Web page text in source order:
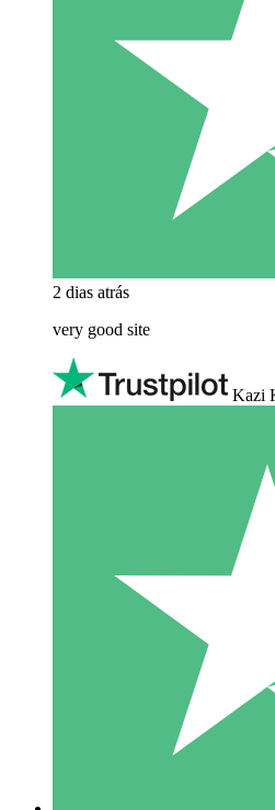
2 dias atrás
very good site
Kazi